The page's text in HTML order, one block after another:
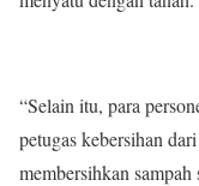
“Selain itu, para
petugas kebersihan
membersihkan